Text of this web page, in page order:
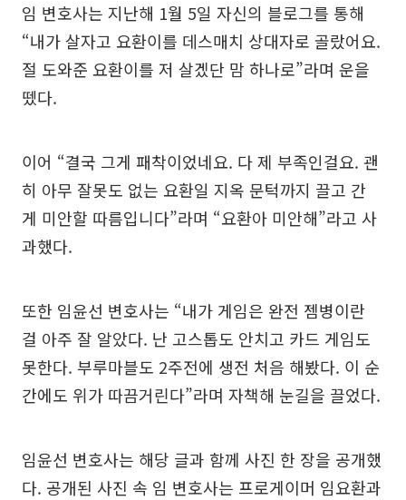
임 변호사는 지난해 1월 5일 자신의 블로그를 통해
“내가 살자고 요환이를 데스매치 상대자로 골랐어요.
절 도와준 요환이를 저 살겠단 맘 하나로”라며 운을
뗐다.
이어 “결국 그게 패착이었네요. 다 제 부족인걸요. 괜
히 아무 잘못도 없는 요환일 지옥 문턱까지 끌고 간
게 미안할 따름입니다”라며 “요환아 미안해”라고 사
과했다.
또한 임윤선 변호사는 “내가 게임은 완전 젬병이란
걸 아주 잘 알았다. 난 고스톱도 안치고 카드 게임도
못한다. 부루마블도 2주전에 생전 처음 해봤다. 이 순
간에도 위가 따끔거린다”라며 자책해 눈길을 끌었다.
임윤선 변호사는 해당 글과 함께 사진 한 장을 공개했
다. 공개된 사진 속 임 변호사는 프로게이머 임요환과